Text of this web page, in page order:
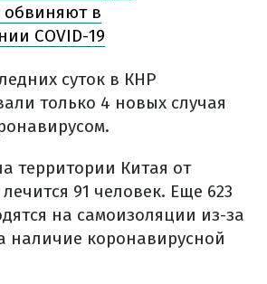
обвиняют в
COVID-19
суток в КНР
только 4 новых случая
территории Китая от
91 человек. Еще 623
на самоизоляции из-за
наличие коронавирусной